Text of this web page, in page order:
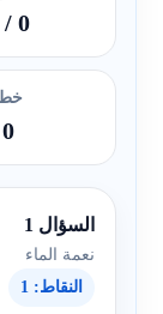
0
/ 1
0
السؤال 1
نعمة الماء
النقاط: 1